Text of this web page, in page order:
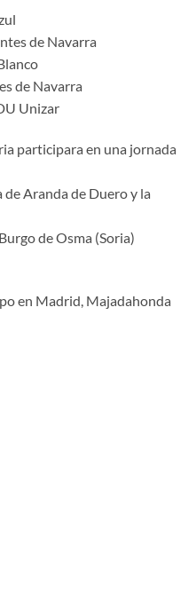
de Navarra
de Navarra
Unizar
participara en una jornada
de Aranda de Duero y la
de Osma (Soria)
en Madrid, Majadahonda